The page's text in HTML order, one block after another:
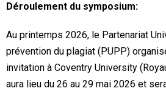
Déroulement du symposium:
Au printemps 2026, le Partenariat
prévention du plagiat (PUPP)
invitation à Coventry University
aura lieu du 26 au 29 mai 2026 et